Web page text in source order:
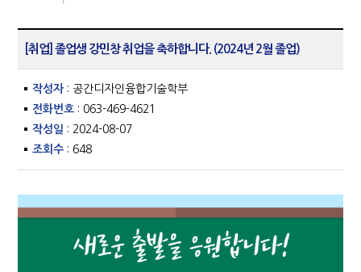
[취업] 졸업생 강민창 취업을 축하합니다. (2024년 2월 졸업)
작성자 : 공간디자인융합기술학부
전화번호 : 063-469-4621
작성일 : 2024-08-07
조회수 : 648